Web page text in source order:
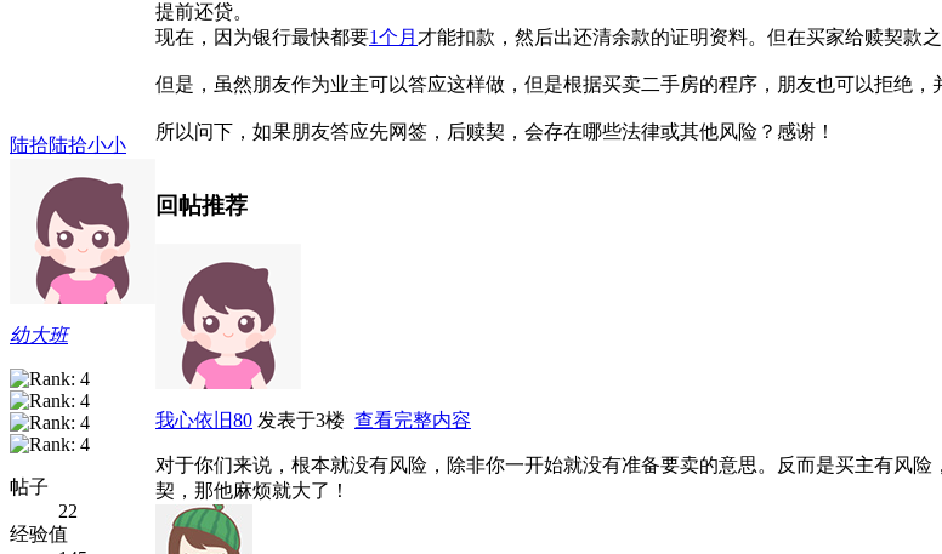
陆拾陆拾小小
幼大班
帖子
22
经验值
提前还贷。
现在，因为银行最快都要1个月 才能扣款，然后出还清余款的证明资料。但在买家给赎契款
但是，虽然朋友作为业主可以答应这样做，但是根据买卖二手房的程序，朋友也可以拒绝，
所以问下，如果朋友答应先网签，后赎契，会存在哪些法律或其他风险？感谢！
回帖推荐
我心依旧80 发表于3楼 查看完整内容
对于你们来说，根本就没有风险，除非你一开始就没有准备要卖的意思。反而是买主有风
契，那他麻烦就大了！